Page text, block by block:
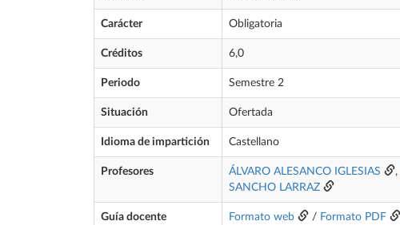
Carácter Obligatoria
Créditos 6,0
Periodo Semestre 2
Situación Ofertada
Idioma de impartición Castellano
Profesores ÁLVARO ALESANCO IGLESIAS ,
SANCHO LARRAZ
Guía docente Formato web / Formato PDF